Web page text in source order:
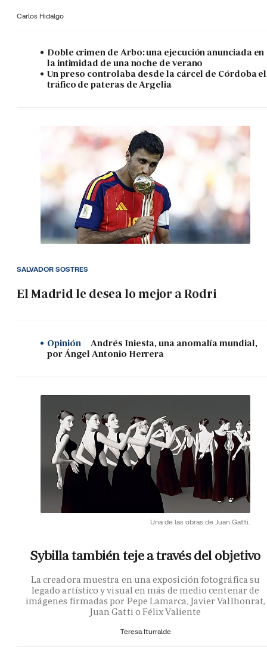
Carlos Hidalgo
Doble crimen de Arbo: una ejecución anunciada en
la intimidad de una noche de verano
Un preso controlaba desde la cárcel de Córdoba el
tráfico de pateras de Argelia
El Madrid le desea lo mejor a Rodri
SALVADOR SOSTRES
Opinión
Andrés Iniesta, una anomalía mundial,
por Ángel Antonio Herrera
Una de las obras de Juan Gatti.
Sybilla también teje a través del objetivo
La creadora muestra en una exposición fotográfica su
legado artístico y visual en más de medio centenar de
imágenes firmadas por Pepe Lamarca, Javier Vallhonrat,
Juan Gatti o Félix Valiente
Teresa Iturralde